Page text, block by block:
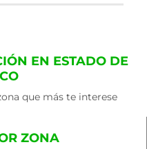
EN ESTADO DE
que más te interese
ZONA